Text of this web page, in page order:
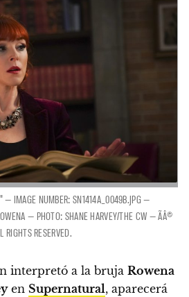
— IMAGE NUMBER: SN1414A_0049B.JPG —
— PHOTO: SHANE HARVEY/THE CW — ÃÂ©
RIGHTS RESERVED.
interpretó a la bruja Rowena
en Supernatural, aparecerá